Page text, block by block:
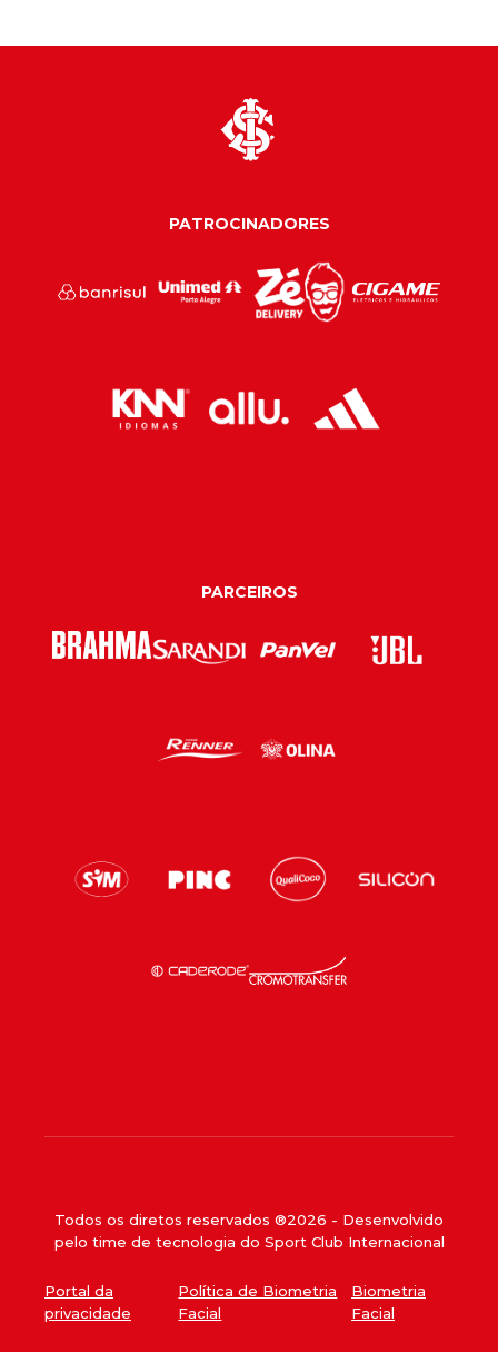
PATROCINADORES
PARCEIROS
Todos os diretos reservados ®2026 - Desenvolvido
pelo time de tecnologia do Sport Club Internacional
Portal da
privacidade
Política de Biometria
Facial
Biometria
Facial